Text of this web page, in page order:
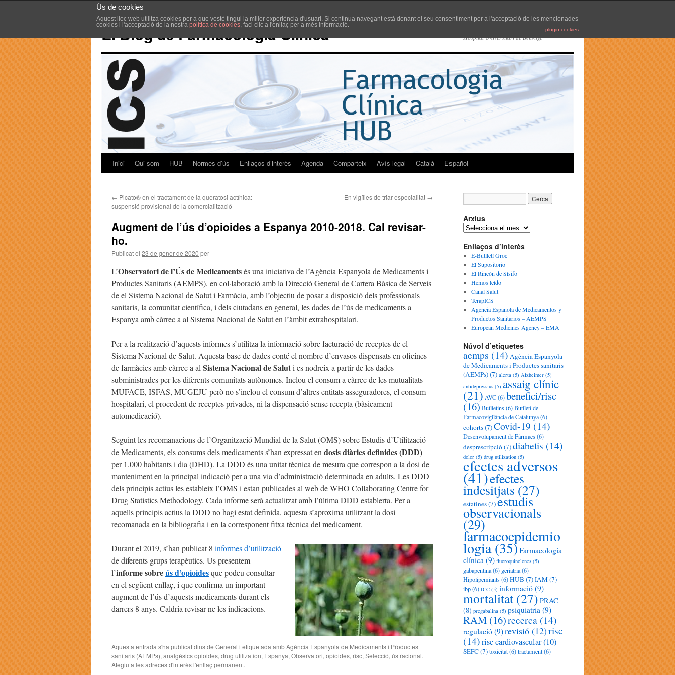
Ús de cookies
Aquest lloc web utilitza cookies per a que vostè tingui la millor experiència d'usuari. Si continua navegant està donant el seu consentiment per a l'acceptació de les mencionades
cookies i l'acceptació de la nostra política de cookies, faci clic a l'enllaç per a més informació.
plugin cookies
El Blog de Farmacologia Clínica Hospital Universitari de Bellvitge
Inici Qui som HUB Normes d’ús Enllaços d’interès Agenda Comparteix Avís legal Català Español
← Picato® en el tractament de la queratosi actínica:
suspensió provisional de la comercialització
En vigílies de triar especialitat →
Augment de l’ús d’opioides a Espanya 2010-2018. Cal revisar-
ho.
Publicat el 23 de gener de 2020 per
L’Observatori de l’Ús de Medicamentsés una iniciativa de l’Agència Espanyola de Medicaments i
Productes Sanitaris (AEMPS), en col·laboració amb la Direcció General de Cartera Bàsica de Serveis
de el Sistema Nacional de Salut i Farmàcia, amb l’objectiu de posar a disposició dels professionals
sanitaris, la comunitat científica, i dels ciutadans en general, les dades de l’ús de medicaments a
Espanya amb càrrec a al Sistema Nacional de Salut en l’àmbit extrahospitalari.
Per a la realització d’aquests informes s’utilitza la informació sobre facturació de receptes de el
Sistema Nacional de Salut. Aquesta base de dades conté el nombre d’envasos dispensats en oficines
de farmàcies amb càrrec a al Sistema Nacional de Saluti es nodreix a partir de les dades
subministrades per les diferents comunitats autònomes. Inclou el consum a càrrec de les mutualitats
MUFACE, ISFAS, MUGEJU però no s’inclou el consum d’altres entitats asseguradores, el consum
hospitalari, el procedent de receptes privades, ni la dispensació sense recepta (bàsicament
automedicació).
Seguint les recomanacions de l’Organització Mundial de la Salut (OMS) sobre Estudis d’Utilització
de Medicaments, els consums dels medicaments s’han expressat en dosis diàries definides (DDD)
per 1.000 habitants i dia (DHD). La DDD és una unitat tècnica de mesura que correspon a la dosi de
manteniment en la principal indicació per a una via d’administració determinada en adults. Les DDD
dels principis actius les estableix l’OMS i estan publicades al web de WHO Collaborating Centre for
Drug Statistics Methodology. Cada informe serà actualitzat amb l’última DDD establerta. Per a
aquells principis actius la DDD no hagi estat definida, aquesta s’aproxima utilitzant la dosi
recomanada en la bibliografia i en la corresponent fitxa tècnica del medicament.
Durant el 2019, s’han publicat 8 informes d’utilització
de diferents grups terapèutics. Us presentem
l’informe sobreús d’opioidesque podeu consultar
en el següent enllaç, i que confirma un important
augment de l’ús d’aquests medicaments durant els
darrers 8 anys. Caldria revisar-ne les indicacions.
Aquesta entrada s'ha publicat dins de General i etiquetada ambAgència Espanyola de Medicaments i Productes
sanitaris (AEMPs), analgèsics opioides, drug utilization, Espanya, Observatori, opioides, risc, Selecció, ús racional.
Afegiu a les adreces d'interès l'enllaç permanent.
Arxius
Enllaços d’interès
E-Butlletí Groc
El Supositorio
El Rincón de Sísifo
Hemos leído
Canal Salut
TerapICS
Agencia Española de Medicamentos y
Productos Sanitarios – AEMPS
European Medicines Agency – EMA
Núvol d’etiquetes
aemps (14) Agència Espanyola
de Medicaments i Productes sanitaris
(AEMPs)(7) alerta (5) Alzheimer (5)
antidepressius (5) assaig clínic
(21) AVC(6)benefici/risc
(16)Butlletins(6)Butlletí de
Farmacovigilància de Catalunya(6)
cohorts(7)Covid-19 (14)
Desenvolupament de Fàrmacs(6)
desprescripció(7)diabetis (14)
dolor (5) drug utilization (5)
efectes adversos
(41)efectes
indesitjats (27)
estatines(7)estudis
observacionals
(29)
farmacoepidemio
logia(35)Farmacologia
clínica (9) fluoroquinolones (5)
gabapentina(6) geriatria(6)
Hipolipemiants(6)HUB (7)IAM(7)
ibp(6) ICC (5) informació (9)
mortalitat (27) PRAC
(8) pregabalina (5) psiquiatria (9)
RAM (16)recerca (14)
regulació (9)revisió (12)risc
(14)risc cardiovascular(10)
SEFC(7)toxicitat(6)tractament(6)